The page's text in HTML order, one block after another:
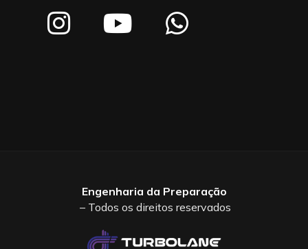
Engenharia da Preparação
– Todos os direitos reservados